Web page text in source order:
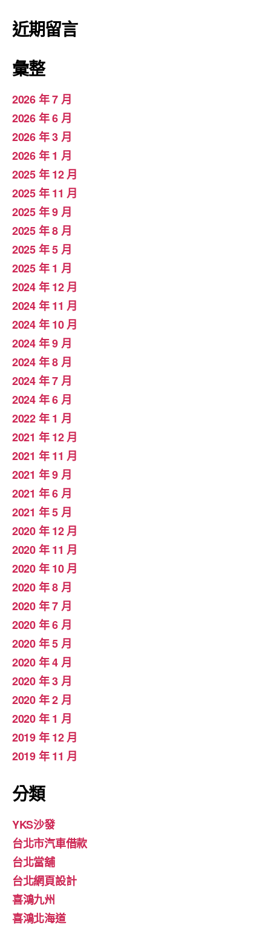
近期留言
彙整
2026 年 7 月
2026 年 6 月
2026 年 3 月
2026 年 1 月
2025 年 12 月
2025 年 11 月
2025 年 9 月
2025 年 8 月
2025 年 5 月
2025 年 1 月
2024 年 12 月
2024 年 11 月
2024 年 10 月
2024 年 9 月
2024 年 8 月
2024 年 7 月
2024 年 6 月
2022 年 1 月
2021 年 12 月
2021 年 11 月
2021 年 9 月
2021 年 6 月
2021 年 5 月
2020 年 12 月
2020 年 11 月
2020 年 10 月
2020 年 8 月
2020 年 7 月
2020 年 6 月
2020 年 5 月
2020 年 4 月
2020 年 3 月
2020 年 2 月
2020 年 1 月
2019 年 12 月
2019 年 11 月
分類
YKS沙發
台北市汽車借款
台北當舖
台北網頁設計
喜鴻九州
喜鴻北海道